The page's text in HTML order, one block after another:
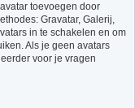
toevoegen door
Gravatar, Galerij,
in te schakelen en om
Als je geen avatars
voor je vragen